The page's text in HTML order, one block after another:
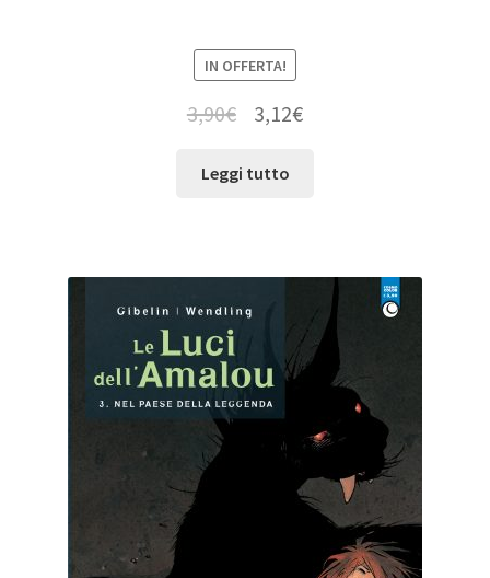
IN OFFERTA!
3,90€ 3,12€
Leggi tutto